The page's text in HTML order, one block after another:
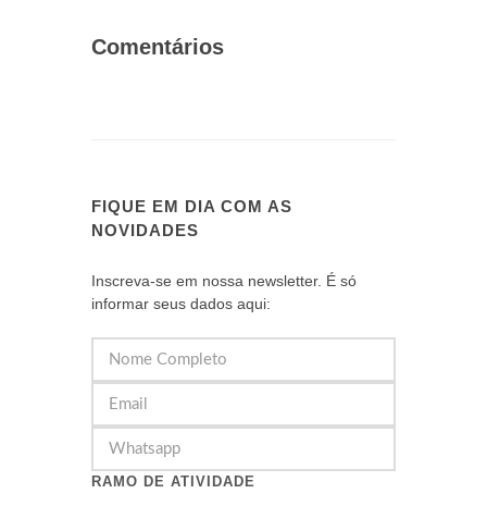
Comentários
FIQUE EM DIA COM AS
NOVIDADES
Inscreva-se em nossa newsletter. É só
informar seus dados aqui:
RAMO DE ATIVIDADE